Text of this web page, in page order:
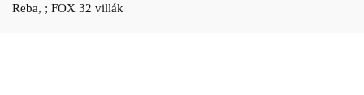
Reba, ; FOX 32 villák